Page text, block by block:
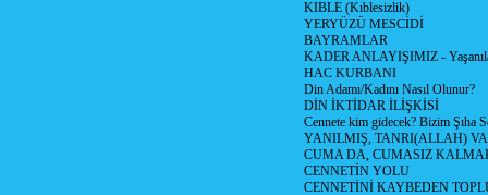
KIBLE (Kıblesizlik)
YERYÜZÜ MESCİDİ
BAYRAMLAR
KADER ANLAYIŞIMIZ -
HAC KURBANI
Din Adamı/Kadını Nasıl Olunur?
DİN İKTİDAR İLİŞKİSİ
Cennete kim gidecek? Bizim Şıha
YANILMIŞ, TANRI(ALLAH)
CUMA DA, CUMASIZ
CENNETİN YOLU
CENNETİNİ KAYBEDEN